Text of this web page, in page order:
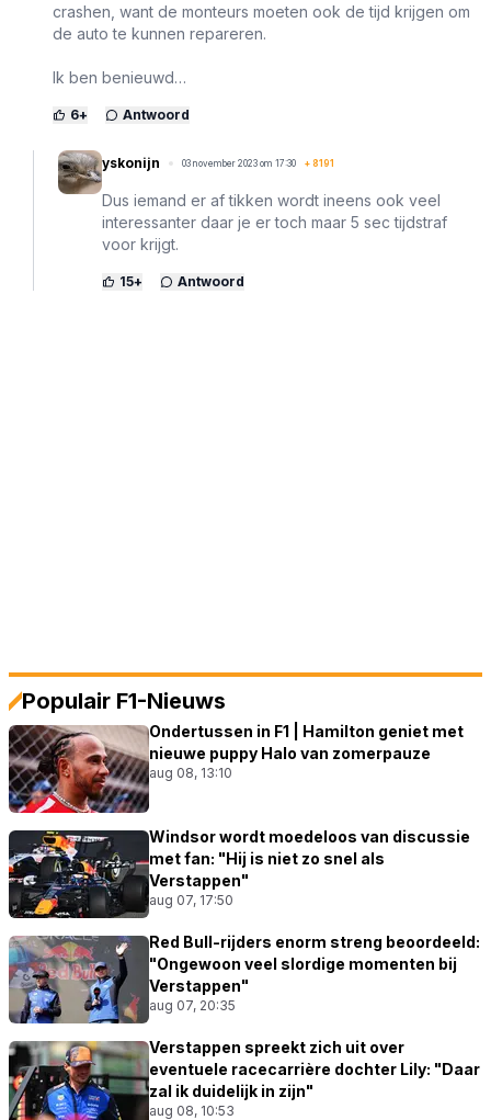
crashen, want de monteurs moeten ook de tijd krijgen om
de auto te kunnen repareren.
Ik ben benieuwd…
6+ Antwoord
yskonijn 03 november 2023 om 17:30 + 8191
Dus iemand er af tikken wordt ineens ook veel
interessanter daar je er toch maar 5 sec tijdstraf
voor krijgt.
15+ Antwoord
Populair F1-Nieuws
Ondertussen in F1 | Hamilton geniet met
nieuwe puppy Halo van zomerpauze
aug 08, 13:10
Windsor wordt moedeloos van discussie
met fan: "Hij is niet zo snel als
Verstappen"
aug 07, 17:50
Red Bull-rijders enorm streng beoordeeld:
"Ongewoon veel slordige momenten bij
Verstappen"
aug 07, 20:35
Verstappen spreekt zich uit over
eventuele racecarrière dochter Lily: "Daar
zal ik duidelijk in zijn"
aug 08, 10:53